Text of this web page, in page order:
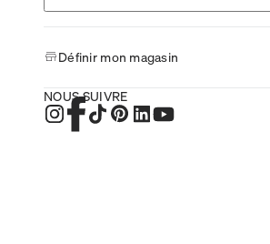
Définir mon magasin
NOUS SUIVRE